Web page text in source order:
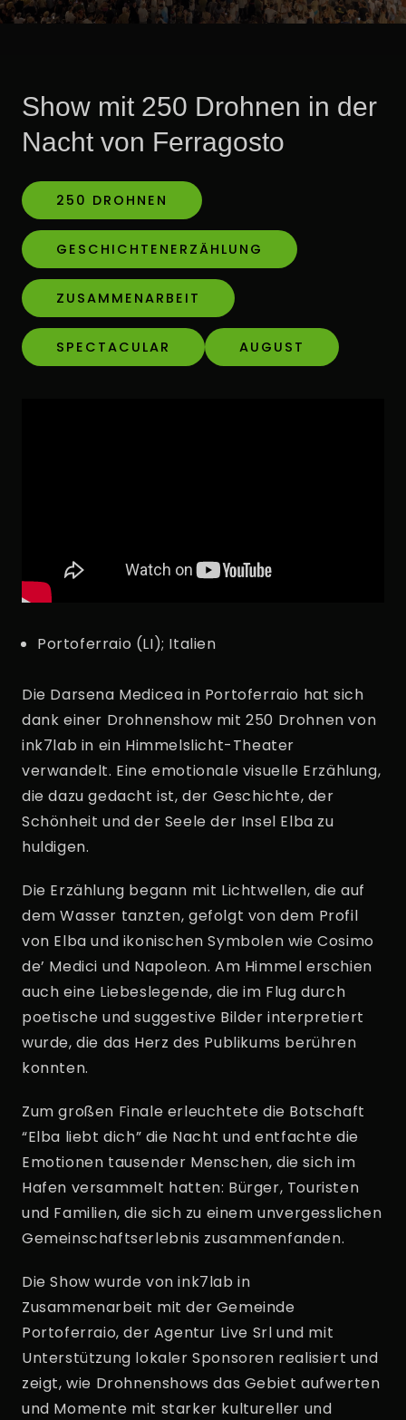
Show mit 250 Drohnen in der
Nacht von Ferragosto
250 DROHNEN
GESCHICHTENERZÄHLUNG
ZUSAMMENARBEIT
SPECTACULAR AUGUST
Portoferraio (LI); Italien
Die Darsena Medicea in Portoferraio hat sich
dank einer Drohnenshow mit 250 Drohnen von
ink7lab in ein Himmelslicht-Theater
verwandelt. Eine emotionale visuelle Erzählung,
die dazu gedacht ist, der Geschichte, der
Schönheit und der Seele der Insel Elba zu
huldigen.
Die Erzählung begann mit Lichtwellen, die auf
dem Wasser tanzten, gefolgt von dem Profil
von Elba und ikonischen Symbolen wie Cosimo
de’ Medici und Napoleon. Am Himmel erschien
auch eine Liebeslegende, die im Flug durch
poetische und suggestive Bilder interpretiert
wurde, die das Herz des Publikums berühren
konnten.
Zum großen Finale erleuchtete die Botschaft
“Elba liebt dich” die Nacht und entfachte die
Emotionen tausender Menschen, die sich im
Hafen versammelt hatten: Bürger, Touristen
und Familien, die sich zu einem unvergesslichen
Gemeinschaftserlebnis zusammenfanden.
Die Show wurde von ink7lab in
Zusammenarbeit mit der Gemeinde
Portoferraio, der Agentur Live Srl und mit
Unterstützung lokaler Sponsoren realisiert und
zeigt, wie Drohnenshows das Gebiet aufwerten
und Momente mit starker kultureller und